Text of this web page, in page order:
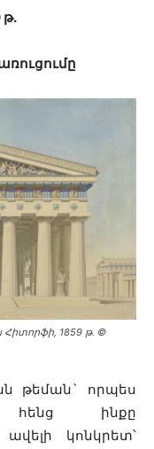
1859 թ․ ©
թեման` որպես
հենց ինքը
կոնկրետ՝